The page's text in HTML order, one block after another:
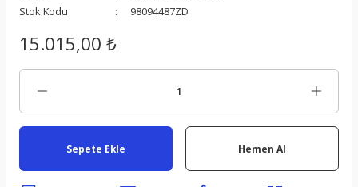
Stok Kodu
98094487ZD
15.015,00 ₺
Sepete Ekle Hemen Al